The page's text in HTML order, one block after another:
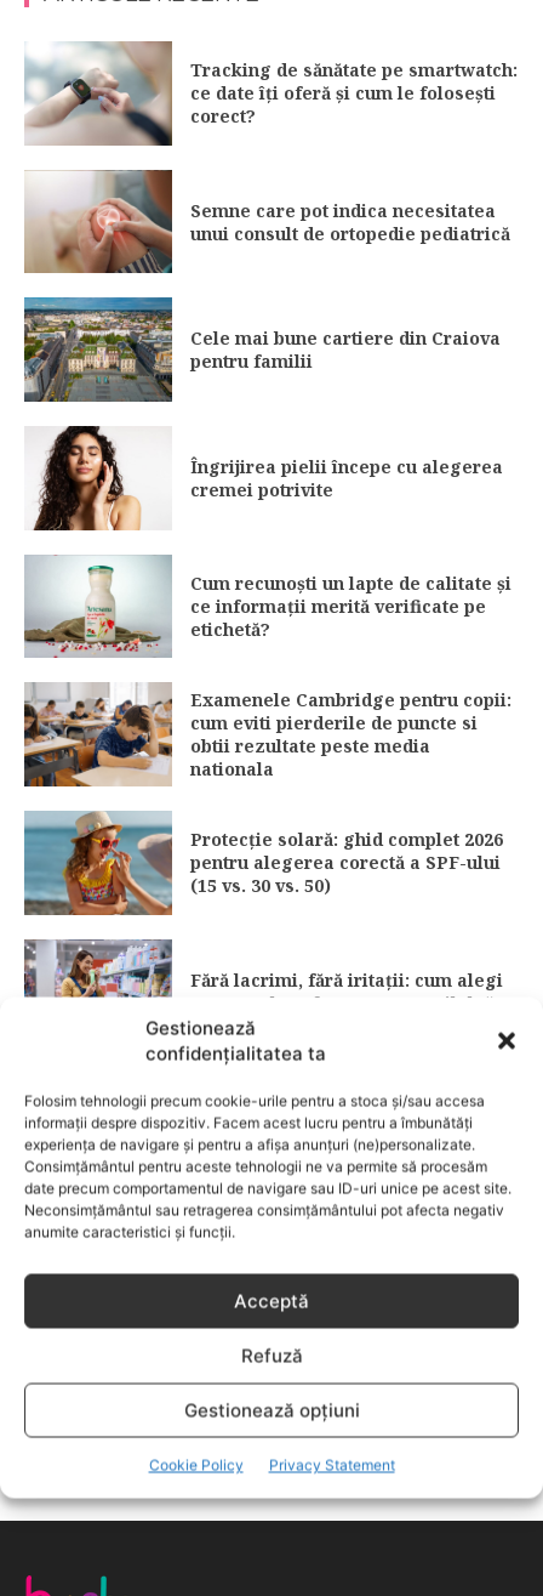
Gestionează
confidențialitatea ta
Folosim tehnologii precum cookie-urile pentru a stoca și/sau accesa
informații despre dispozitiv. Facem acest lucru pentru a îmbunătăți
experiența de navigare și pentru a afișa anunțuri (ne)personalizate.
Consimțământul pentru aceste tehnologii ne va permite să procesăm
date precum comportamentul de navigare sau ID-uri unice pe acest site.
Neconsimțământul sau retragerea consimțământului pot afecta negativ
anumite caracteristici și funcții.
Acceptă
Refuză
Gestionează opțiuni
Cookie Policy Privacy Statement
Tracking de sănătate pe smartwatch:
ce date îți oferă și cum le folosești
corect?
Semne care pot indica necesitatea
unui consult de ortopedie pediatrică
Cele mai bune cartiere din Craiova
pentru familii
Îngrijirea pielii începe cu alegerea
cremei potrivite
Cum recunoști un lapte de calitate și
ce informații merită verificate pe
etichetă?
Examenele Cambridge pentru copii:
cum eviti pierderile de puncte si
obtii rezultate peste media
nationala
Protecție solară: ghid complet 2026
pentru alegerea corectă a SPF-ului
(15 vs. 30 vs. 50)
Fără lacrimi, fără iritații: cum alegi
șamponul perfect pentru copilul tău
CATEGORII POPULARE
EVENIMENTE
741
LIFESTYLE
COPII
634
FAMILIA
582
DEZVOLTAREA COPILULUI
COMPORTAMENT
294